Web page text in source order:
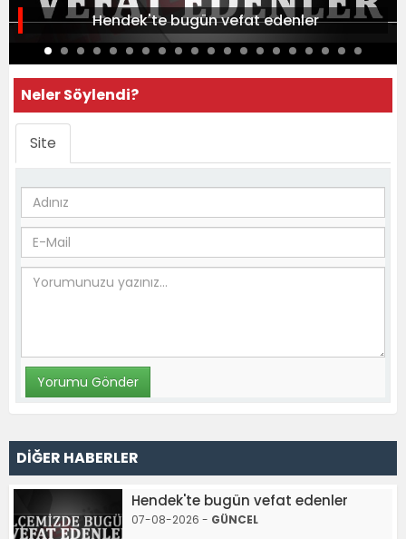
Hendek'te bugün vefat edenler
Neler Söylendi?
Site
DİĞER HABERLER
Hendek'te bugün vefat edenler
07-08-2026 - GÜNCEL